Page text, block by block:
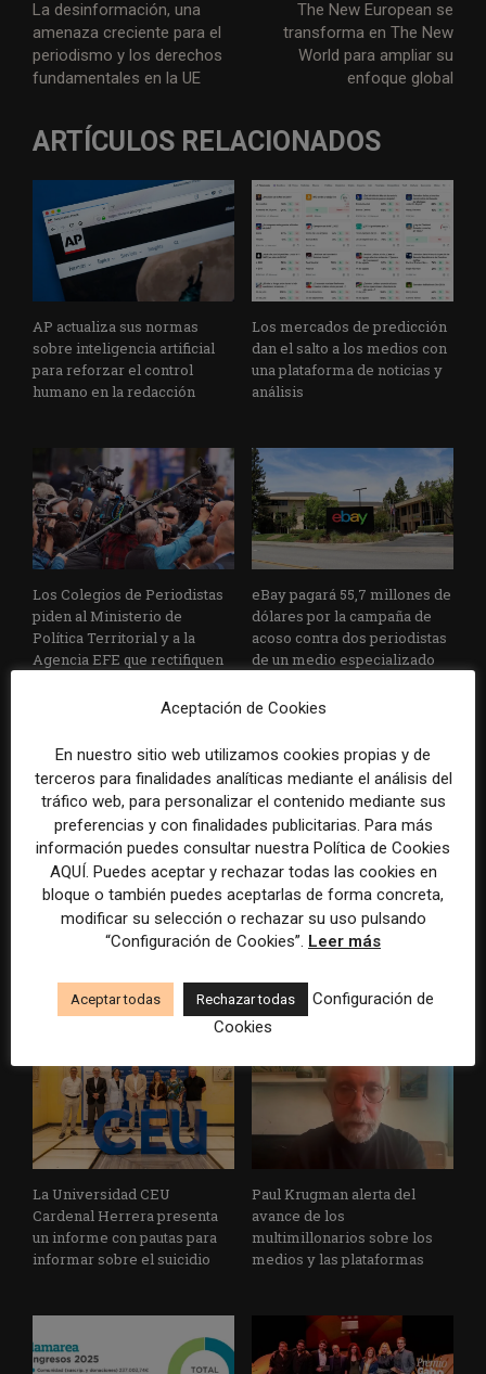
t
t
e
e
b
o
k
k
e
d
n
t
s
A
p
m
i
l
s
a
g
La desinformación, una
amenaza creciente para el
periodismo y los derechos
fundamentales en la UE
The New European se
transforma en The New
World para ampliar su
enfoque global
ARTÍCULOS RELACIONADOS
AP actualiza sus normas
sobre inteligencia artificial
para reforzar el control
humano en la redacción
Los mercados de predicción
dan el salto a los medios con
una plataforma de noticias y
análisis
Los Colegios de Periodistas
piden al Ministerio de
Política Territorial y a la
Agencia EFE que rectifiquen
favorecer el intrusismo
eBay pagará 55,7 millones de
dólares por la campaña de
acoso contra dos periodistas
de un medio especializado
EFE publica una guía para
integrar la inteligencia
artificial en sus procesos
humana
Substack incorpora una
herramienta que estima
cuánto contenido ha sido
artificial
La Universidad CEU
Cardenal Herrera presenta
un informe con pautas para
informar sobre el suicidio
Paul Krugman alerta del
avance de los
multimillonarios sobre los
medios y las plataformas
Aceptación de Cookies
En nuestro sitio web utilizamos cookies propias y de
terceros para finalidades analíticas mediante el análisis del
tráfico web, para personalizar el contenido mediante sus
preferencias y con finalidades publicitarias. Para más
información puedes consultar nuestra Política de Cookies
AQUÍ. Puedes aceptar y rechazar todas las cookies en
bloque o también puedes aceptarlas de forma concreta,
modificar su selección o rechazar su uso pulsando
“Configuración de Cookies”. Leer más
Aceptar todas Rechazar todas
Configuración de
Cookies